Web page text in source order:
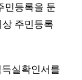
민등록을 둔
주민등록
실확인서를